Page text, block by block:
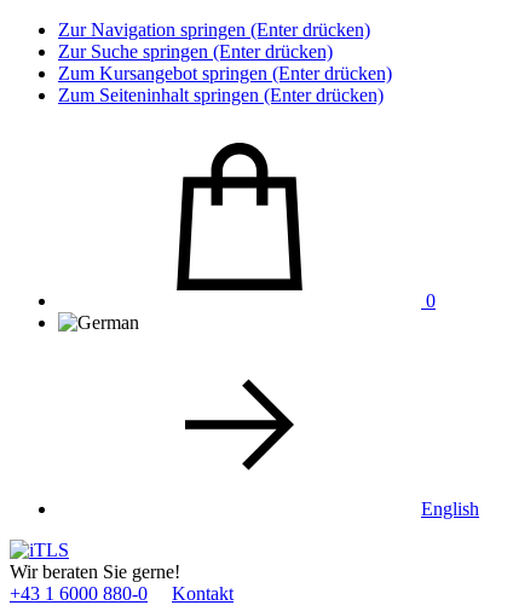
Zur Navigation springen (Enter drücken)
Zur Suche springen (Enter drücken)
Zum Kursangebot springen (Enter drücken)
Zum Seiteninhalt springen (Enter drücken)
0
English
Wir beraten Sie gerne!
+43 1 6000 880­-0
Kontakt